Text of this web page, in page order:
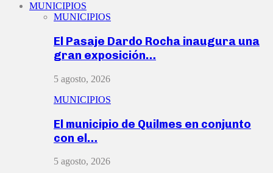
MUNICIPIOS
MUNICIPIOS
El Pasaje Dardo Rocha inaugura una
gran exposición…
5 agosto, 2026
MUNICIPIOS
El municipio de Quilmes en conjunto
con el…
5 agosto, 2026